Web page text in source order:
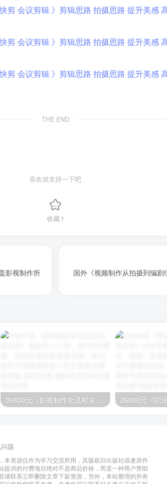
THE END
喜欢就支持一下吧
收藏1
影视制作所
国外《视频制作从拍摄到编
题
本资源仅作为学习交流所用，其版权归出版社或者原作
提供的付费项目绝对不是商品价格，而是一种用户赞助
请联系立即删除文章下架资源，另外，本站整理的所有